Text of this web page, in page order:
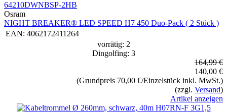
64210DWNBSP-2HB
Osram
NIGHT BREAKER® LED SPEED H7 450 Duo-Pack ( 2 Stück )
EAN: 4062172411264
vorrätig: 2
Dingolfing: 3
164,99 €
140,00 €
(Grundpreis 70,00 €/Einzelstück inkl. MwSt.)
(zzgl. Versand)
Artikel anzeigen